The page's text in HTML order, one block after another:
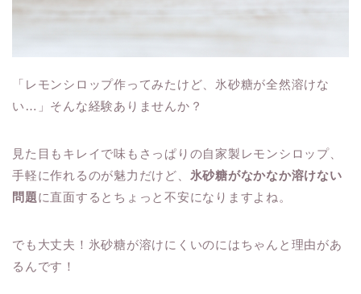
「レモンシロップ作ってみたけど、氷砂糖が全然溶けな
い…」そんな経験ありませんか？
見た目もキレイで味もさっぱりの自家製レモンシロップ、
手軽に作れるのが魅力だけど、 氷砂糖がなかなか溶けない
問題に直面するとちょっと不安になりますよね。
でも大丈夫！氷砂糖が溶けにくいのにはちゃんと理由があ
るんです！